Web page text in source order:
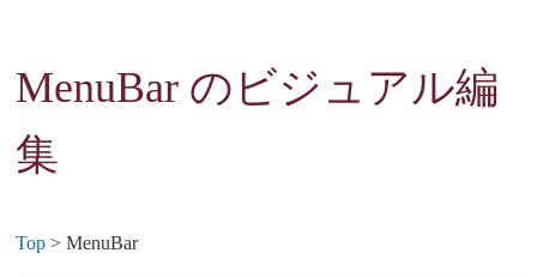
MenuBar のビジュアル編
集
Top > MenuBar